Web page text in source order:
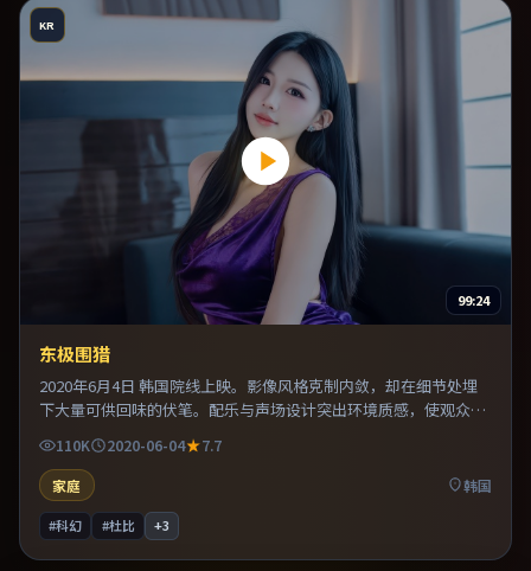
KR
99:24
东极围猎
2020年6月4日 韩国院线上映。影像风格克制内敛，却在细节处埋
下大量可供回味的伏笔。配乐与声场设计突出环境质感，使观众更
易沉浸其中。片尾留白意味深长，值得二刷细品台词与构图。
110K 2020-06-04
7.7
家庭
韩国
#科幻 #杜比 +3